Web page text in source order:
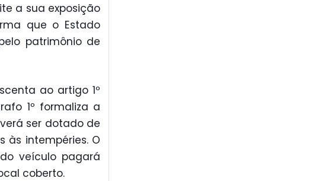
a sua exposição
que o Estado
patrimônio de
ao artigo 1º
1º formaliza a
ser dotado de
às intempéries. O
veículo pagará
coberto.